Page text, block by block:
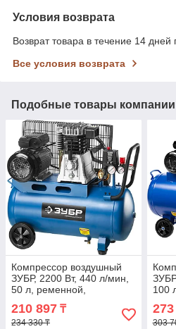
Условия возврата
Возврат товара в течение 14 дней
Все условия возврата
Подобные товары компании
Компрессор воздушный
ЗУБР, 2200 Вт, 440 л/мин,
50 л, ременной,
масляный (ЗКПМ-440-50-
Р-2.2)
210 897 ₸
234 330 ₸
100
100-
303